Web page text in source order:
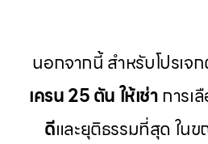
นอกจากนี้ สำหรับโปรเจ
เครน 25 ตัน ให้เช่าการเ
ดีและยุติธรรมที่สุด ใน